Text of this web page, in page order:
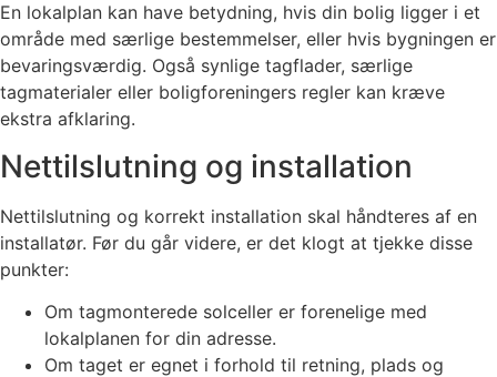
En lokalplan kan have betydning, hvis din bolig ligger i et
område med særlige bestemmelser, eller hvis bygningen er
bevaringsværdig. Også synlige tagflader, særlige
tagmaterialer eller boligforeningers regler kan kræve
ekstra afklaring.
Nettilslutning og installation
Nettilslutning og korrekt installation skal håndteres af en
installatør. Før du går videre, er det klogt at tjekke disse
punkter:
Om tagmonterede solceller er forenelige med
lokalplanen for din adresse.
Om taget er egnet i forhold til retning, plads og